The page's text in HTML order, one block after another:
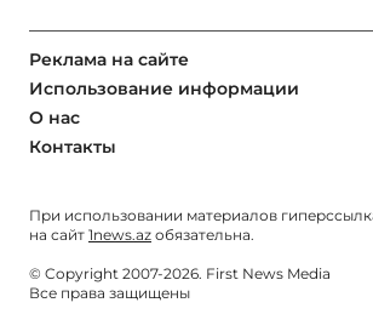
Реклама на сайте
Использование информации
О нас
Контакты
При использовании материалов
на сайт 1news.az обязательна.
© Copyright 2007-2026. First News Media
Все права защищены